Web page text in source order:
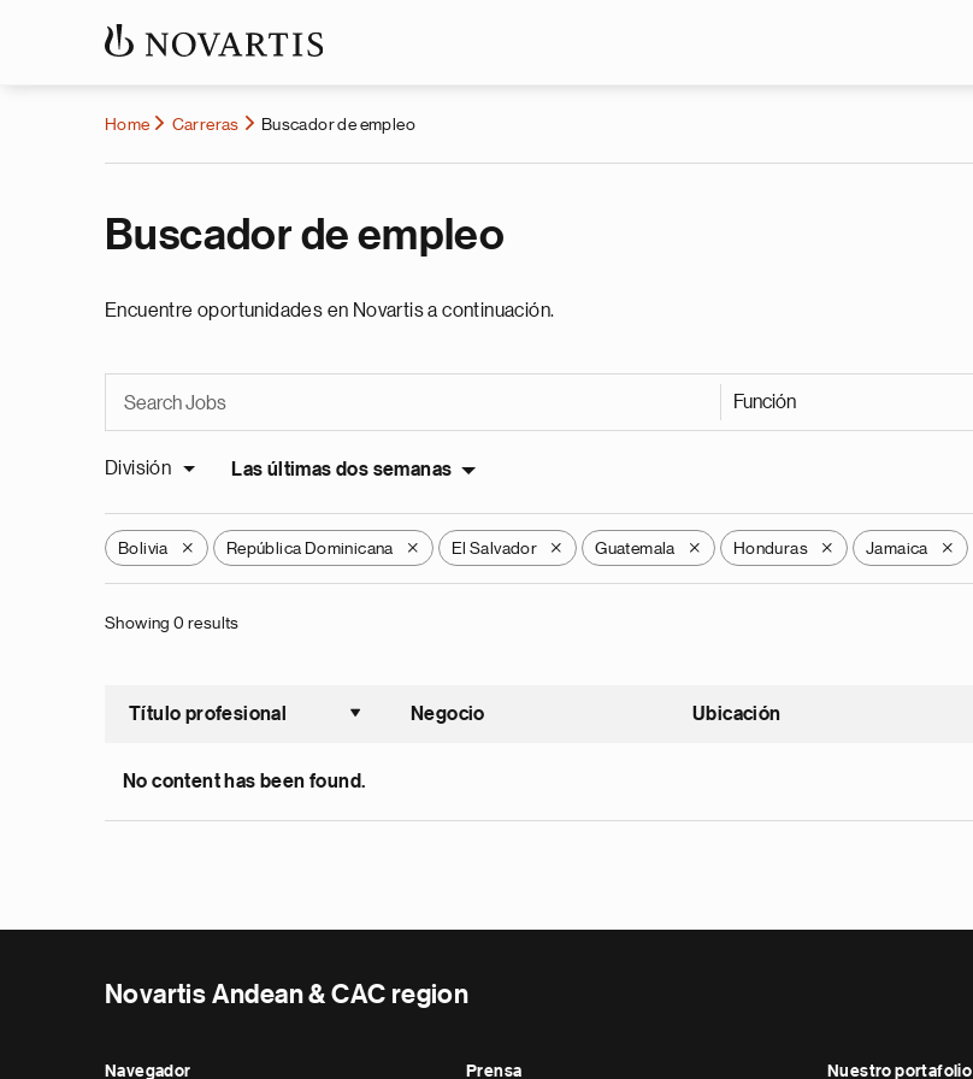
Home Carreras Buscador de empleo
Buscador de empleo
Encuentre oportunidades en Novartis a continuación.
Función
División Las últimas dos semanas
Bolivia X República Dominicana X El Salvador X Guatemala X Honduras X Jamaica X
Showing 0 results
Título profesional
Ordenar ascendente
Negocio Ubicación
No content has been found.
Novartis Andean & CAC region
Navegador Prensa Nuestro portafolio